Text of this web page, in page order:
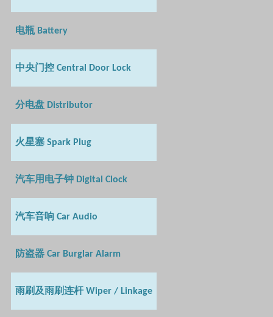
电瓶 Battery
中央门控 Central Door Lock
分电盘 Distributor
火星塞 Spark Plug
汽车用电子钟 Digital Clock
汽车音响 Car Audio
防盗器 Car Burglar Alarm
雨刷及雨刷连杆Wiper / Linkage